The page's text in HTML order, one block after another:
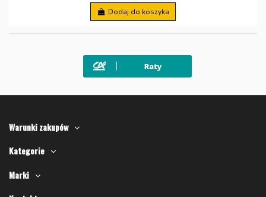
Dodaj do koszyka
Warunki zakupów
Kategorie
Marki